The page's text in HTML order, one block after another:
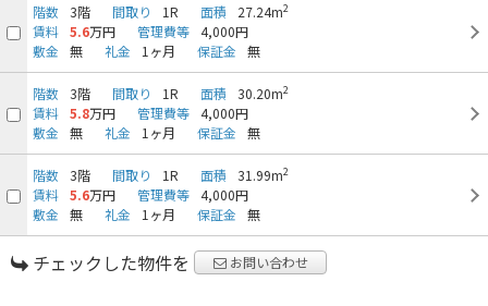
階数 3階 間取り 1R 面積 27.24m2
賃料 5.6万円 管理費等 4,000円
敷金
無 礼金 1ヶ月 保証金 無
階数 3階 間取り 1R 面積 30.20m2
賃料 5.8万円 管理費等 4,000円
敷金
無 礼金 1ヶ月 保証金 無
階数 3階 間取り 1R 面積 31.99m2
賃料 5.6万円 管理費等 4,000円
敷金
無 礼金 1ヶ月 保証金 無
チェックした物件を お問い合わせ